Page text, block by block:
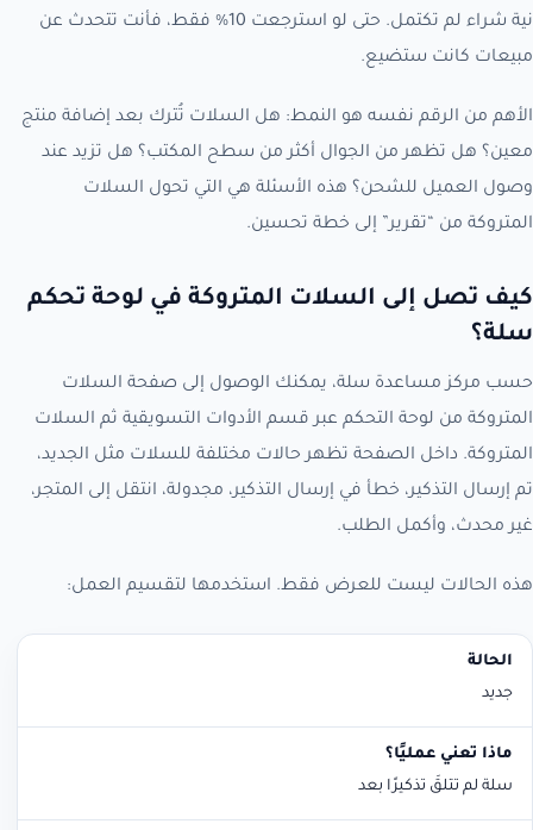
نية شراء لم تكتمل. حتى لو استرجعت 10% فقط، فأنت تتحدث عن
مبيعات كانت ستضيع.
الأهم من الرقم نفسه هو النمط: هل السلات تُترك بعد إضافة منتج
معين؟ هل تظهر من الجوال أكثر من سطح المكتب؟ هل تزيد عند
وصول العميل للشحن؟ هذه الأسئلة هي التي تحول السلات
المتروكة من “تقرير” إلى خطة تحسين.
كيف تصل إلى السلات المتروكة في لوحة تحكم
سلة؟
حسب مركز مساعدة سلة، يمكنك الوصول إلى صفحة السلات
المتروكة من لوحة التحكم عبر قسم الأدوات التسويقية ثم السلات
المتروكة. داخل الصفحة تظهر حالات مختلفة للسلات مثل الجديد،
تم إرسال التذكير، خطأ في إرسال التذكير، مجدولة، انتقل إلى المتجر،
غير محدث، وأكمل الطلب.
هذه الحالات ليست للعرض فقط. استخدمها لتقسيم العمل:
الحالة
جديد
سلة لم تتلقَ تذكيرًا بعد